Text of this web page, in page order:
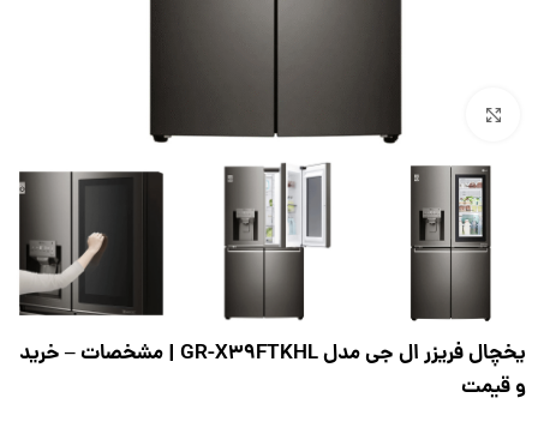
یخچال فریزر ال جی مدل GR-X39FTKHL | مشخصات – خرید
و قیمت